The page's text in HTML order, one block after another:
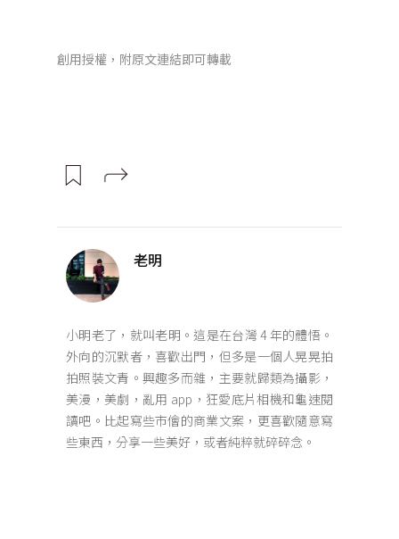
創用授權，附原文連結即可轉載
老明
小明老了，就叫老明。這是在台灣 4 年的體悟。
外向的沉默者，喜歡出門，但多是一個人晃晃拍
拍照裝文青。興趣多而雜，主要就歸類為攝影，
美漫，美劇，亂用 app，狂愛底片相機和龜速閱
讀吧。比起寫些市儈的商業文案，更喜歡隨意寫
些東西，分享一些美好，或者純粹就碎碎念。